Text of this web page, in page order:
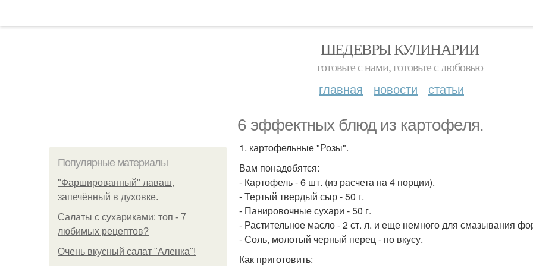
ШЕДЕВРЫ КУЛИНАРИИ
готовьте с нами, готовьте с любовью
главная новости статьи
6 эффектных блюд из картофеля.
Популярные материалы
"Фаршированный" лаваш,
запечённый в духовке.
Салаты с сухариками: топ - 7
любимых рецептов?
Очень вкусный салат "Аленка"!
1. картофельные "Розы".
Вам понадобятся:
- Картофель - 6 шт. (из расчета на 4 порции).
- Тертый твердый сыр - 50 г.
- Панировочные сухари - 50 г.
- Растительное масло - 2 ст. л. и еще немного для смазывания
- Соль, молотый черный перец - по вкусу.
Как приготовить: